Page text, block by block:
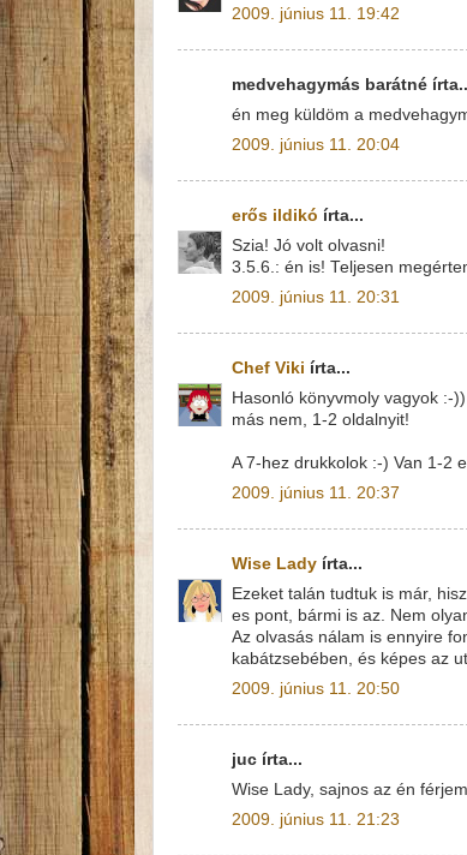
2009. június 11. 19:42
medvehagymás barátné
én meg küldöm a
2009. június 11. 20:04
erős ildikó írta...
Szia! Jó volt olvasni!
3.5.6.: én is! Teljesen
2009. június 11. 20:31
Chef Viki írta...
Hasonló könyvmoly vagyok :-
más nem, 1-2 oldalnyit!
A 7-hez drukkolok :-) Van 1-2
2009. június 11. 20:37
Wise Lady írta...
Ezeket talán tudtuk is már,
es pont, bármi is az. Nem
Az olvasás nálam is ennyire
kabátzsebében, és képes az
2009. június 11. 20:50
juc írta...
Wise Lady, sajnos az én
2009. június 11. 21:23